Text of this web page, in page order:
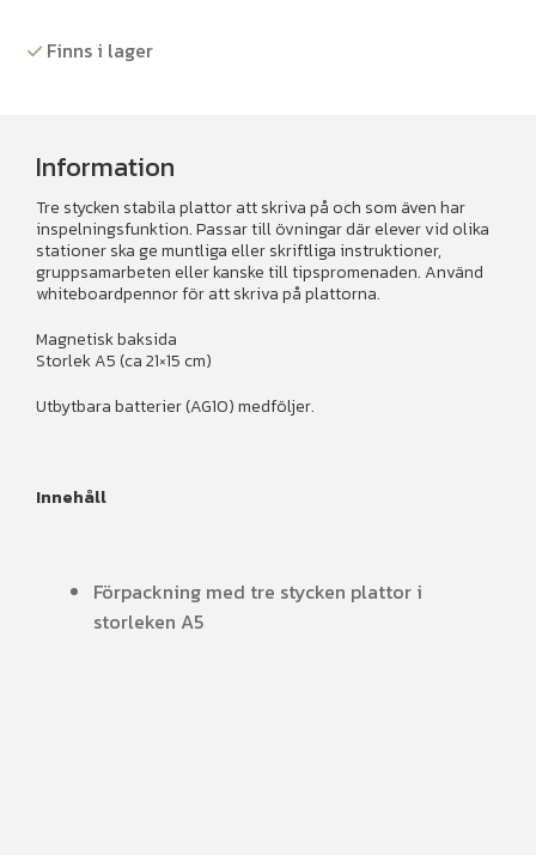
A5
Finns i lager
Information
Tre stycken stabila plattor att skriva på och som även har
inspelningsfunktion. Passar till övningar där elever vid olika
stationer ska ge muntliga eller skriftliga instruktioner,
gruppsamarbeten eller kanske till tipspromenaden. Använd
whiteboardpennor för att skriva på plattorna.
Magnetisk baksida
Storlek A5 (ca 21×15 cm)
Utbytbara batterier (AG10) medföljer.
Innehåll
Förpackning med tre stycken plattor i
storleken A5